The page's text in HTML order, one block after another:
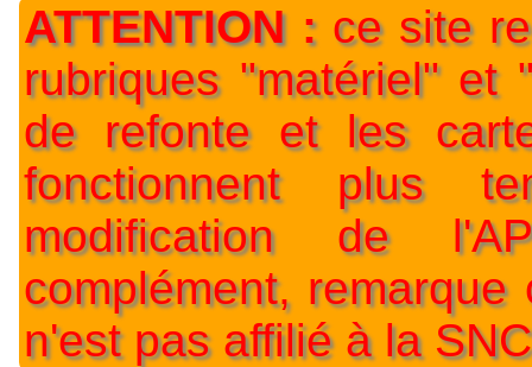
ATTENTION :ce site
rubriques "matériel" et
de refonte et les
fonctionnent plus
modification de
complément,
n'est pas affilié à la